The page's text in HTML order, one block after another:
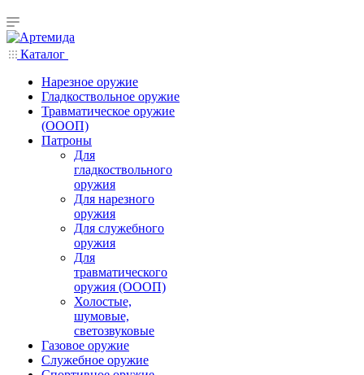
Каталог
Нарезное оружие
Гладкоствольное оружие
Травматическое оружие
(ОООП)
Патроны
Для
гладкоствольного
оружия
Для нарезного
оружия
Для служебного
оружия
Для
травматического
оружия (ОООП)
Холостые,
шумовые,
светозвуковые
Газовое оружие
Служебное оружие